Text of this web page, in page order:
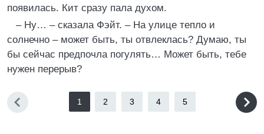
появилась. Кит сразу пала духом.
– Ну… – сказала Фэйт. – На улице тепло и
солнечно – может быть, ты отвлеклась? Думаю, ты
бы сейчас предпочла погулять… Может быть, тебе
нужен перерыв?
1 2 3 4 5